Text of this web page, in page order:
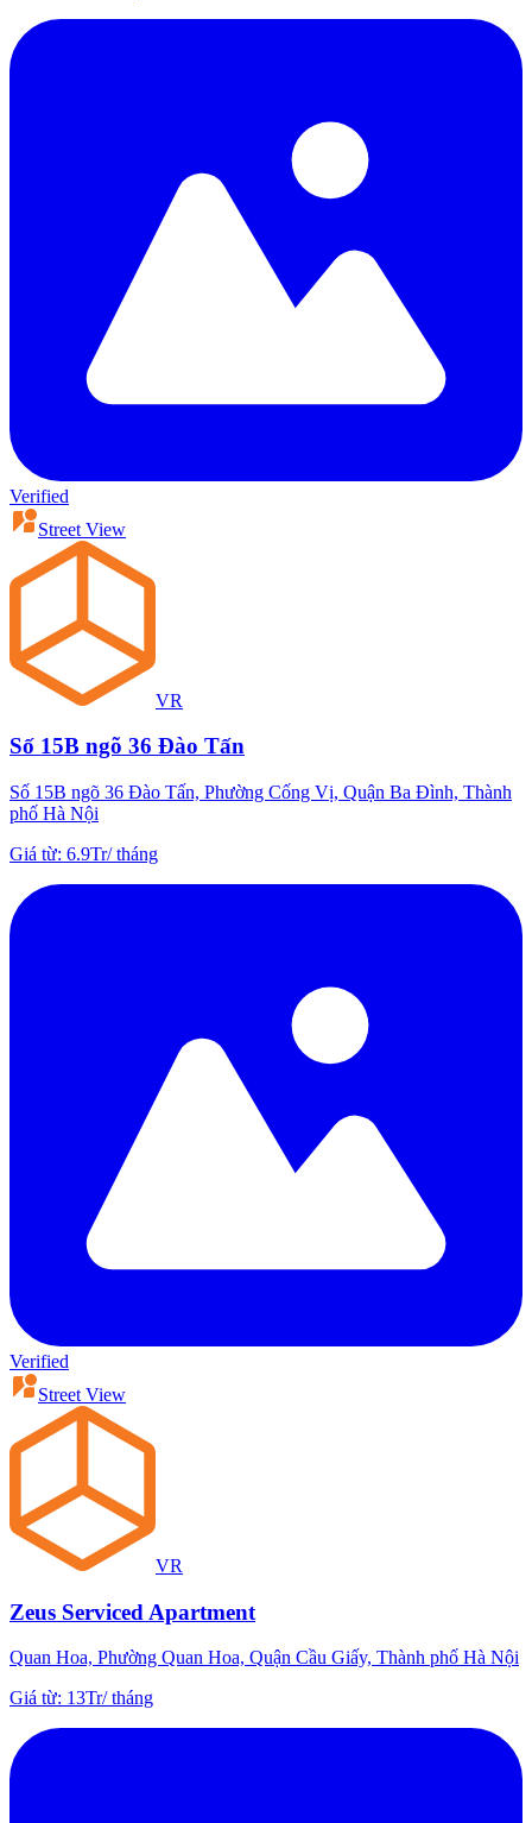
Verified
Street View
VR
Số 15B ngõ 36 Đào Tấn
Số 15B ngõ 36 Đào Tấn, Phường Cống Vị, Quận Ba Đình, Thành
phố Hà Nội
Giá từ: 6.9Tr/tháng
Verified
Street View
VR
Zeus Serviced Apartment
Quan Hoa, Phường Quan Hoa, Quận Cầu Giấy, Thành phố Hà Nội
Giá từ: 13Tr/tháng